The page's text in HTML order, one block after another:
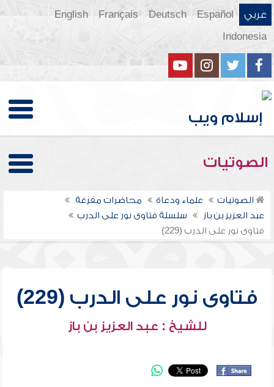
عربي Español
Deutsch
Français
English
Indonesia
الصوتيات
الصوتيات علماء ودعاة
محاضرات مفرغة
عبد العزيز بن باز
سلسلة فتاوى نور على الدرب
فتاوى نور على الدرب (229)
فتاوى نور على الدرب (229)
للشيخ : عبد العزيز بن باز